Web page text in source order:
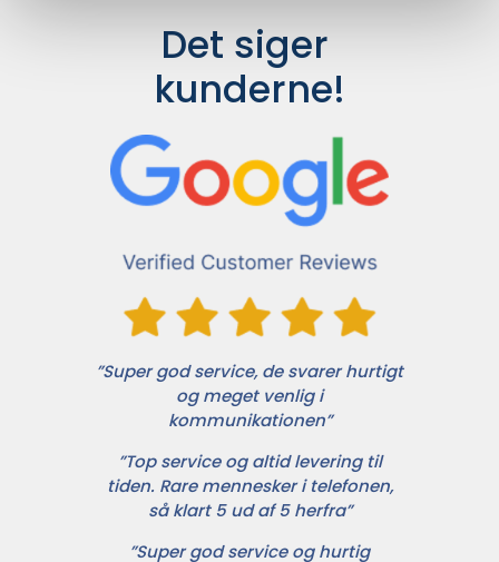
Det siger
kunderne!
”Super god service, de svarer hurtigt
og meget venlig i
kommunikationen”
”Top service og altid levering til
tiden. Rare mennesker i telefonen,
så klart 5 ud af 5 herfra”
”Super god service og hurtig